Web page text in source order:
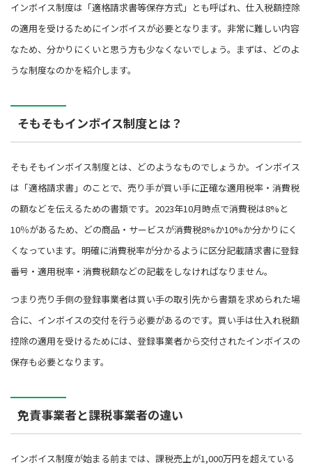
インボイス制度は「適格請求書等保存方式」とも呼ばれ、仕入税額控除
の適用を受けるためにインボイスが必要となります。非常に難しい内容
なため、分かりにくいと思う方も少なくないでしょう。まずは、どのよ
うな制度なのかを紹介します。
そもそもインボイス制度とは？
そもそもインボイス制度とは、どのようなものでしょうか。インボイス
は「適格請求書」のことで、売り手が買い手に正確な適用税率・消費税
の額などを伝えるための書類です。2023年10月時点で消費税は8%と
10％があるため、どの商品・サービスが消費税8%か10%か分かりにく
くなっています。明確に消費税率が分かるように区分記載請求書に登録
番号・適用税率・消費税額などの記載をしなければなりません。
つまり売り手側の登録事業者は買い手の取引先から書類を求められた場
合に、インボイスの交付を行う必要があるのです。買い手は仕入れ税額
控除の適用を受けるためには、登録事業者から交付されたインボイスの
保存も必要となります。
免責事業者と課税事業者の違い
インボイス制度が始まる前までは、課税売上が1,000万円を超えている